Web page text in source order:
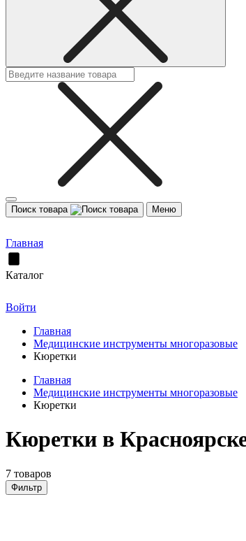
Поиск товара Меню
Главная
Каталог
Войти
Главная
Медицинские инструменты многоразовые
Кюретки
Главная
Медицинские инструменты многоразовые
Кюретки
Кюретки в
7 товаров
Фильтр